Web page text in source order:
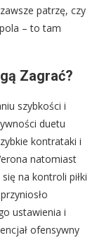
patrzę, czy
– to tam
Zagrać?
szybkości i
duetu
kontrataki i
natomiast
na kontroli piłki
ustawienia i
ofensywny